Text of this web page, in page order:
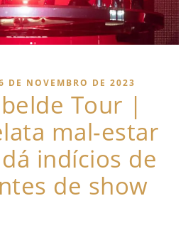
DE NOVEMBRO DE 2023
Tour |
mal-estar
indícios de
de show